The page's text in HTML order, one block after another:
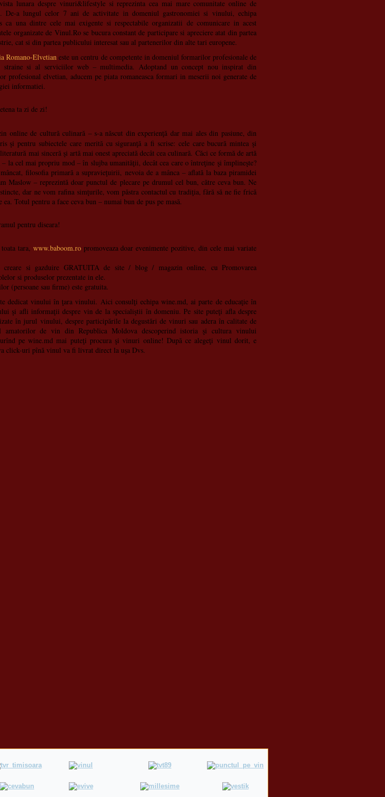
lunara despre vinuri&lifestyle si reprezinta cea mai mare comunitate online de
De-a lungul celor 7 ani de activitate in domeniul gastronomiei si vinului, echipa
ca una dintre cele mai exigente si respectabile organizatii de comunicare in acest
organizate de Vinul.Ro se bucura constant de participare si apreciere atat din partea
cat si din partea publicului interesat sau al partenerilor din alte tari europene.
Romano-Elvetian este un centru de competente in domeniul formarilor profesionale de
straine si al serviciilor web – multimedia. Adoptand un concept nou inspirat din
profesional elvetian, aducem pe piata romaneasca formari in meserii noi generate de
informatiei.
ta zi de zi!
online de cultură culinară – s-a născut din experienţă dar mai ales din pasiune, din
şi pentru subiectele care merită cu siguranţă a fi scrise: cele care bucură mintea şi
mai sinceră şi artă mai onest apreciată decât cea culinară. Căci ce formă de artă
– la cel mai propriu mod – în slujba umanităţii, decât cea care o întreţine şi împlineşte?
filosofia primară a supravieţuirii, nevoia de a mânca – aflată la baza piramidei
Maslow – reprezintă doar punctul de plecare pe drumul cel bun, către ceva bun. Ne
dar ne vom rafina simţurile, vom păstra contactul cu tradiţia, fără să ne fie frică
Totul pentru a face ceva bun – numai bun de pus pe masă.
pentru diseara!
tara, www.baboom.ropromoveaza doar evenimente pozitive, din cele mai variate
si gazduire GRATUITA de site / blog / magazin online, cu Promovarea
si produselor prezentate in ele.
(persoane sau firme) este gratuita.
dedicat vinului în ţara vinului. Aici consulţi echipa wine.md, ai parte de educaţie în
şi afli informaţii despre vin de la specialiştii în domeniu. Pe site puteţi afla despre
în jurul vinului, despre participările la degustări de vinuri sau adera în calitate de
amatorilor de vin din Republica Moldova descoperind istoria şi cultura vinului
pe wine.md mai puteţi procura şi vinuri online! După ce alegeţi vinul dorit, e
click-uri pînă vinul va fi livrat direct la uşa Dvs.